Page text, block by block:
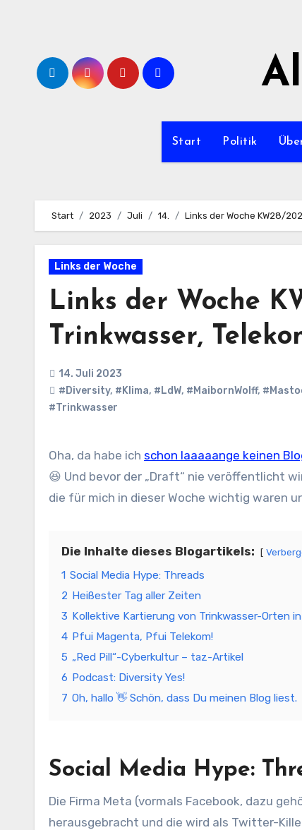
Start Politik
Start 2023 Juli 14. Links der Woche KW28/
Links der Woche
Links der Woche
Trinkwasser,
14. Juli 2023
#Diversity, #Klima, #LdW, #MaibornWolff,
#Trinkwasser
Oha, da habe ich schon laaaaange keinen
😆 Und bevor der „Draft“ nie veröffentlicht
die für mich in dieser Woche wichtig waren
Die Inhalte dieses Blogartikels:
1 Social Media Hype: Threads
2 Heißester Tag aller Zeiten
3 Kollektive Kartierung von Trinkwasser-Orten
4 Pfui Magenta, Pfui Telekom!
5 „Red Pill“-Cyberkultur – taz-Artikel
6 Podcast: Diversity Yes!
7 Oh, hallo 👋 Schön, dass Du meinen Blog liest.
Social Media Hype:
Die Firma Meta (vormals Facebook, dazu
herausgebracht und die wird als Twitter-